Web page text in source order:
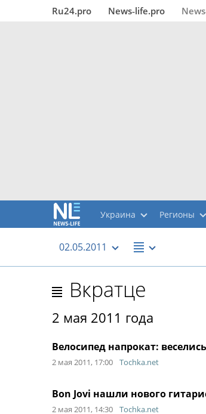
Ru24.pro News‑life.pro
Украина Регионы
02.05.2011
Вкратце
2 мая 2011 года
Велосипед напрокат:
2 мая 2011, 17:00 Tochka.net
Bon Jovi нашли нового
2 мая 2011, 14:30 Tochka.net